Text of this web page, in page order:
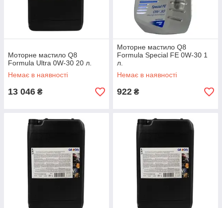
Моторне мастило Q8
Formula Ultra 0W-30 20 л.
Немає в наявності
13 046 ₴
Моторне мастило Q8
Formula Special FE 0W-30 1
л.
Немає в наявності
922 ₴